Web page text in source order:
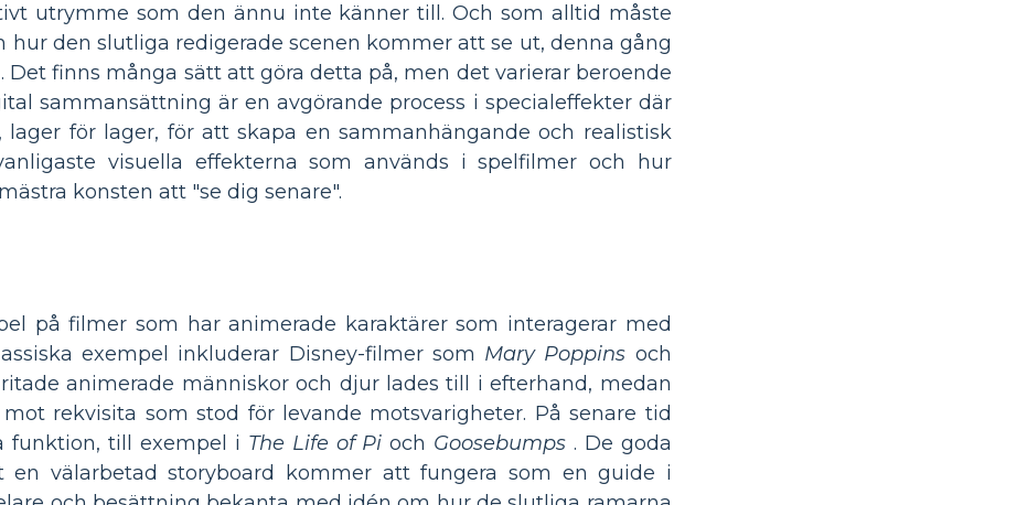
utrymme som den ännu inte känner till. Och som alltid måste
hur den slutliga redigerade scenen kommer att se ut, denna gång
finns många sätt att göra detta på, men det varierar beroende
sammansättning är en avgörande process i specialeffekter där
lager för lager, för att skapa en sammanhängande och realistisk
visuella effekterna som används i spelfilmer och hur
konsten att "se dig senare".
på filmer som har animerade karaktärer som interagerar med
exempel inkluderar Disney-filmer som Mary Poppins och
animerade människor och djur lades till i efterhand, medan
rekvisita som stod för levande motsvarigheter. På senare tid
funktion, till exempel i The Life of Pi och Goosebumps . De goda
en välarbetad storyboard kommer att fungera som en guide i